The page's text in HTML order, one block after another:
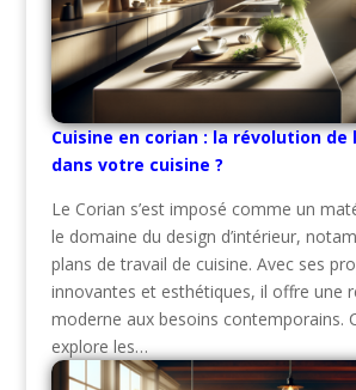
Cuisine en corian : la révolution
dans votre cuisine ?
Le Corian s’est imposé comme un
le domaine du design d’intérieur,
plans de travail de cuisine. Avec ses
innovantes et esthétiques, il offre une
moderne aux besoins contemporains.
explore les…